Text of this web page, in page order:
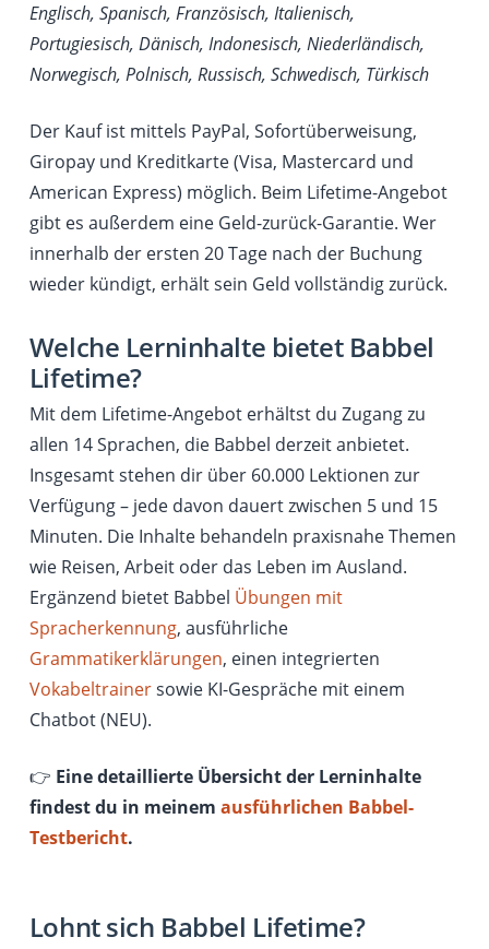
Englisch, Spanisch, Französisch, Italienisch,
Portugiesisch, Dänisch, Indonesisch, Niederländisch,
Norwegisch, Polnisch, Russisch, Schwedisch, Türkisch
Der Kauf ist mittels PayPal, Sofortüberweisung,
Giropay und Kreditkarte (Visa, Mastercard und
American Express) möglich. Beim Lifetime-Angebot
gibt es außerdem eine Geld-zurück-Garantie. Wer
innerhalb der ersten 20 Tage nach der Buchung
wieder kündigt, erhält sein Geld vollständig zurück.
Welche Lerninhalte bietet Babbel
Lifetime?
Mit dem Lifetime-Angebot erhältst du Zugang zu
allen 14 Sprachen, die Babbel derzeit anbietet.
Insgesamt stehen dir über 60.000 Lektionen zur
Verfügung – jede davon dauert zwischen 5 und 15
Minuten. Die Inhalte behandeln praxisnahe Themen
wie Reisen, Arbeit oder das Leben im Ausland.
Ergänzend bietet Babbel Übungen mit
Spracherkennung, ausführliche
Grammatikerklärungen, einen integrierten
Vokabeltrainersowie KI-Gespräche mit einem
Chatbot (NEU).
👉 Eine detaillierte Übersicht der Lerninhalte
findest du in meinem ausführlichen Babbel-
Testbericht.
Lohnt sich Babbel Lifetime?